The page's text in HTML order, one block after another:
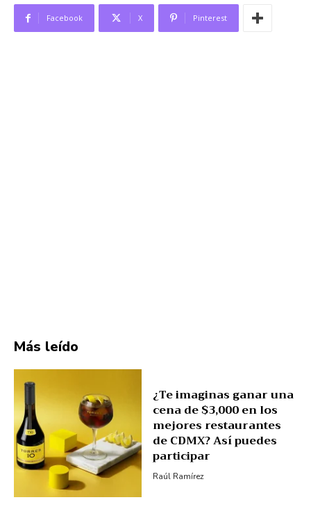
Facebook X Pinterest
Más leído
¿Te imaginas ganar una
cena de $3,000 en los
mejores restaurantes
de CDMX? Así puedes
participar
Raúl Ramírez